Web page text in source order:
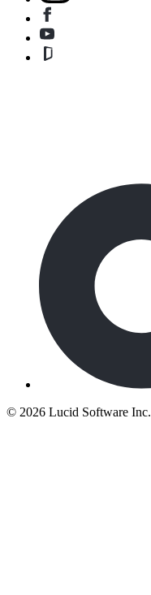
© 2026 Lucid Software Inc.